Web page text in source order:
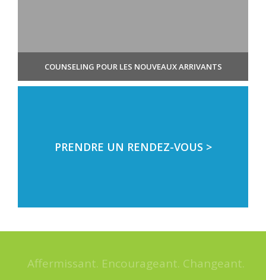
COUNSELING POUR LES NOUVEAUX ARRIVANTS
PRENDRE UN RENDEZ-VOUS >
Affermissant. Encourageant. Changeant.